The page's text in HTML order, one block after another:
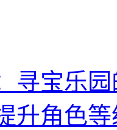
寻宝乐
升角色